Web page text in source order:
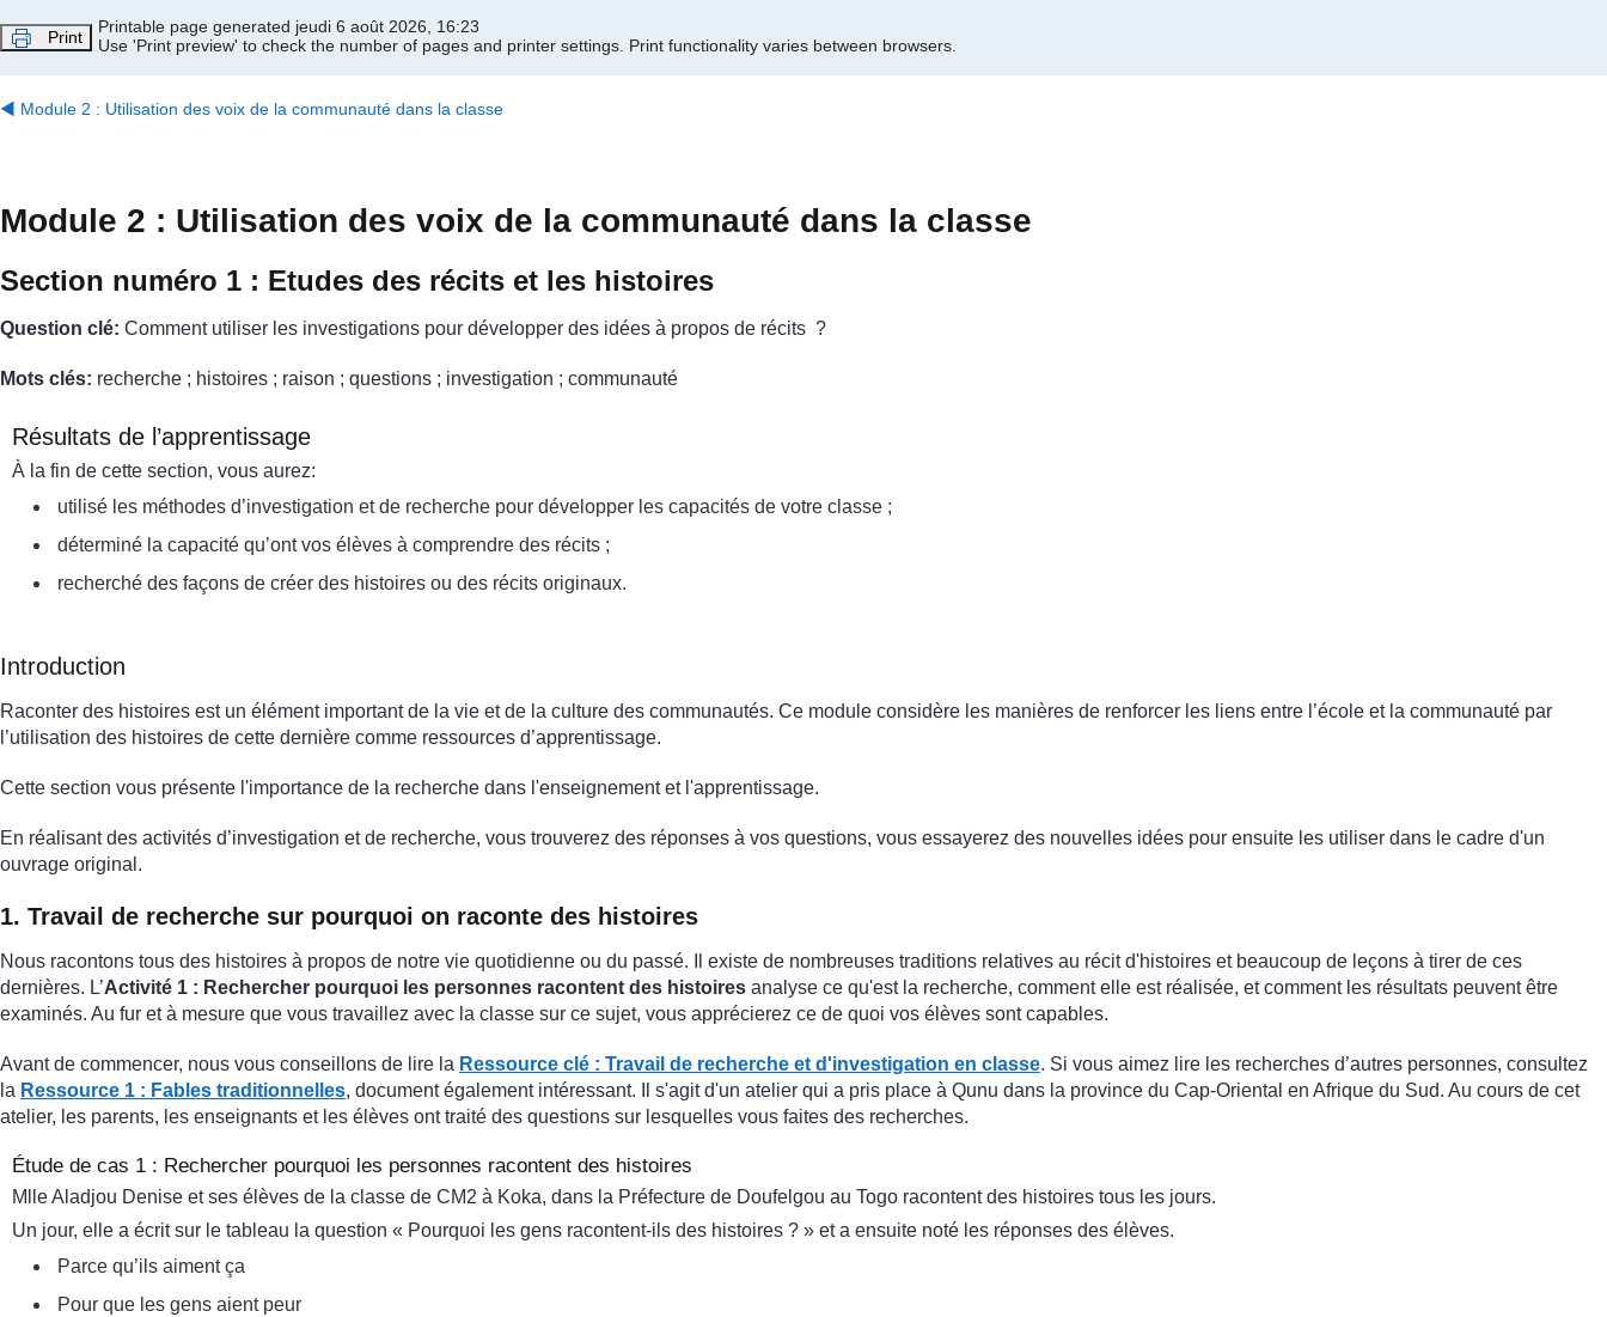
Print
Printable page generated jeudi 6 août 2026, 16:23
Use 'Print preview' to check the number of pages and printer settings. Print functionality varies between browsers.
◀︎ Module 2 : Utilisation des voix de la communauté dans la classe
Module 2 : Utilisation des voix de la communauté dans la classe
Section numéro 1 : Etudes des récits et les histoires
Question clé: Comment utiliser les investigations pour développer des idées à propos de récits ?
Mots clés: recherche ; histoires ; raison ; questions ; investigation ; communauté
Résultats de l’apprentissage
À la fin de cette section, vous aurez:
utilisé les méthodes d’investigation et de recherche pour développer les capacités de votre classe ;
déterminé la capacité qu’ont vos élèves à comprendre des récits ;
recherché des façons de créer des histoires ou des récits originaux.
Introduction
Raconter des histoires est un élément important de la vie et de la culture des communautés. Ce module considère les manières de renforcer les liens entre l’école et la communauté par
l’utilisation des histoires de cette dernière comme ressources d’apprentissage.
Cette section vous présente l'importance de la recherche dans l'enseignement et l'apprentissage.
En réalisant des activités d’investigation et de recherche, vous trouverez des réponses à vos questions, vous essayerez des nouvelles idées pour ensuite les utiliser dans le cadre d'un
ouvrage original.
1. Travail de recherche sur pourquoi on raconte des histoires
Nous racontons tous des histoires à propos de notre vie quotidienne ou du passé. Il existe de nombreuses traditions relatives au récit d'histoires et beaucoup de leçons à tirer de ces
dernières. L’Activité 1 : Rechercher pourquoi les personnes racontent des histoires analyse ce qu'est la recherche, comment elle est réalisée, et comment les résultats peuvent être
examinés. Au fur et à mesure que vous travaillez avec la classe sur ce sujet, vous apprécierez ce de quoi vos élèves sont capables.
Avant de commencer, nous vous conseillons de lire la Ressource clé : Travail de recherche et d'investigation en classe. Si vous aimez lire les recherches d’autres personnes, consultez
la Ressource 1 : Fables traditionnelles, document également intéressant. Il s'agit d'un atelier qui a pris place à Qunu dans la province du Cap-Oriental en Afrique du Sud. Au cours de cet
atelier, les parents, les enseignants et les élèves ont traité des questions sur lesquelles vous faites des recherches.
Étude de cas 1 : Rechercher pourquoi les personnes racontent des histoires
Mlle Aladjou Denise et ses élèves de la classe de CM2 à Koka, dans la Préfecture de Doufelgou au Togo racontent des histoires tous les jours.
Un jour, elle a écrit sur le tableau la question « Pourquoi les gens racontent-ils des histoires ? » et a ensuite noté les réponses des élèves.
Parce qu’ils aiment ça
Pour que les gens aient peur